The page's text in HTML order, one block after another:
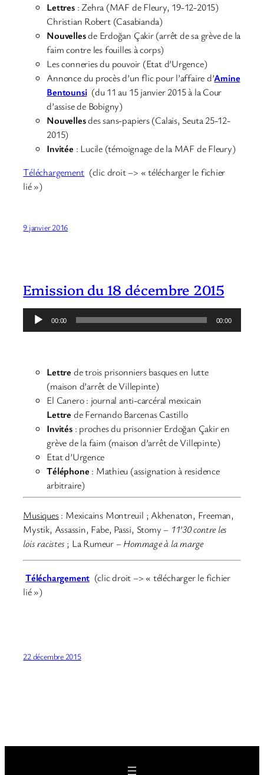
Lettres: Zehra (MAF de Fleury, 19-12-2015)
Christian Robert (Casabianda)
Nouvellesde Erdoğan Çakir (arrêt de sa grève de la
faim contre les fouilles à corps)
Les conneries du pouvoir (Etat d’Urgence)
Annonce du procès d’un flic pour l’affaire d’Amine
Bentounsi (du 11 au 15 janvier 2015 à la Cour
d’assise de Bobigny)
Nouvellesdes sans-papiers (Calais, Seuta 25-12-
2015)
Invitée : Lucile (témoignage de la MAF de Fleury)
Téléchargement (clic droit –> « télécharger le fichier
lié »)
9 janvier 2016
Emission du 18 décembre 2015
Lecteur
audio
00:00 00:00
Lettre de trois prisonniers basques en lutte
(maison d’arrêt de Villepinte)
El Canero : journal anti-carcéral mexicain
Lettre de Fernando Barcenas Castillo
Invités: proches du prisonnier Erdoğan Çakir en
grève de la faim (maison d’arrêt de Villepinte)
Etat d’Urgence
Téléphone : Mathieu (assignation à residence
arbitraire)
Musiques: Mexicains Montreuil ; Akhenaton, Freeman,
Mystik, Assassin, Fabe, Passi, Stomy – 11’30 contre les
lois racistes ; La Rumeur –Hommage à la marge
Téléchargement (clic droit –> « télécharger le fichier
lié »)
22 décembre 2015